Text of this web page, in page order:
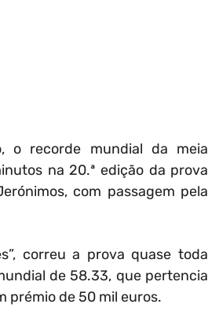
o recorde mundial da meia
na 20.ª edição da prova
com passagem pela
correu a prova quase toda
de 58.33, que pertencia
prémio de 50 mil euros.